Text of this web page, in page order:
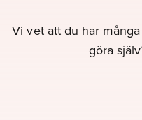
Vi vet att du har
göra